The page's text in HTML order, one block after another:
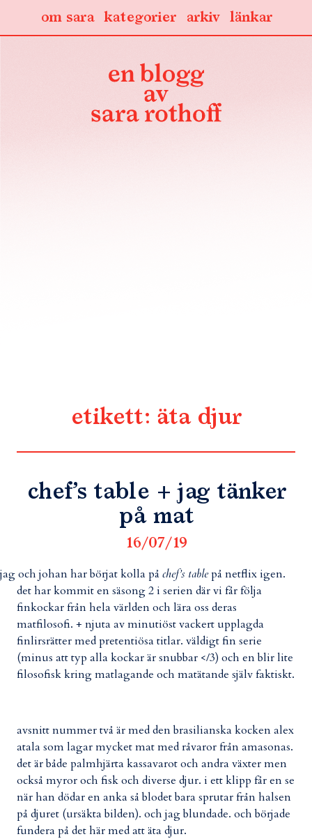
länkar
arkiv
kategorier
om sara
etikett: äta djur
chef’s table + jag tänker
på mat
16/07/19
jag och johan har börjat kolla på chef’s tablepå netflix igen.
det har kommit en säsong 2 i serien där vi får följa
finkockar från hela världen och lära oss deras
matfilosofi. + njuta av minutiöst vackert upplagda
finlirsrätter med pretentiösa titlar. väldigt fin serie
(minus att typ alla kockar är snubbar </3) och en blir lite
filosofisk kring matlagande och matätande själv faktiskt.
avsnitt nummer två är med den brasilianska kocken alex
atala som lagar mycket mat med råvaror från amasonas.
det är både palmhjärta kassavarot och andra växter men
också myror och fisk och diverse djur. i ett klipp får en se
när han dödar en anka så blodet bara sprutar från halsen
på djuret (ursäkta bilden). och jag blundade. och började
fundera på det här med att äta djur.